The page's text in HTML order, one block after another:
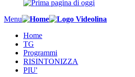
Menu
Home
TG
Programmi
RISINTONIZZA
PIU'